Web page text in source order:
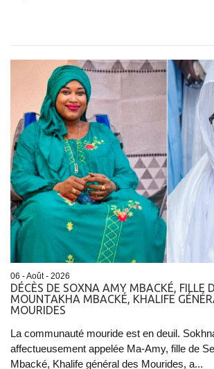
06 - Août - 2026
DÉCÈS DE SOXNA AMY MBACKÉ, FILLE
MOUNTAKHA MBACKÉ, KHALIFE
MOURIDES
La communauté mouride est en deuil.
affectueusement appelée Ma-Amy, fille de
Mbacké, Khalife général des Mourides, a...